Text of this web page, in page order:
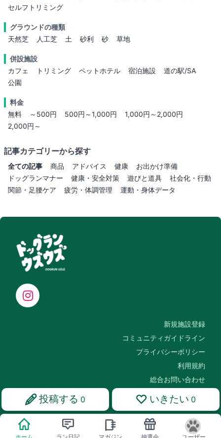
投稿する 0 いきたい 0
セルフトリミング
グラウンドの種類
天然芝
人工芝 土 砂利 砂 草地
併設施設
カフェ
トリミング ペットホテル 宿泊施設
道の駅/SA
公園
料金
無料
～500円 500円～1,000円
1,000円～2,000円
2,000円～
記事カテゴリーから探す
全ての記事 商品 アドバイス 健康
お出かけ準備
ドッグランマナー
健康・安全対策 遊びと道具
社会化・行動
関節・足腰ケア
疲労・体調管理 運動・身体データ
新規施設登録
コミュニティガイドライン
プライバシーポリシー
利用規約
総合お問い合わせ
Copyright © ドッグランウズウズ